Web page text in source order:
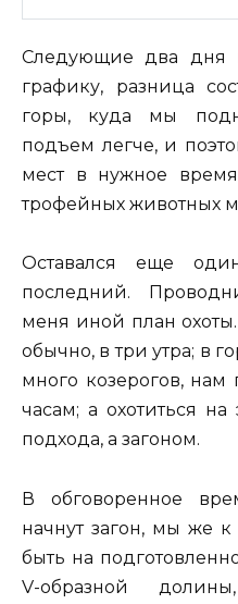
Следующие два дня
графику, разница
горы, куда мы
подъем легче, и
мест в нужное
трофейных животных
Оставался еще
последний.
меня иной план
обычно, в три утра; в
много козерогов, нам
часам; а охотиться
подхода, а загоном.
В обговоренное
начнут загон, мы же
быть на
V-образной